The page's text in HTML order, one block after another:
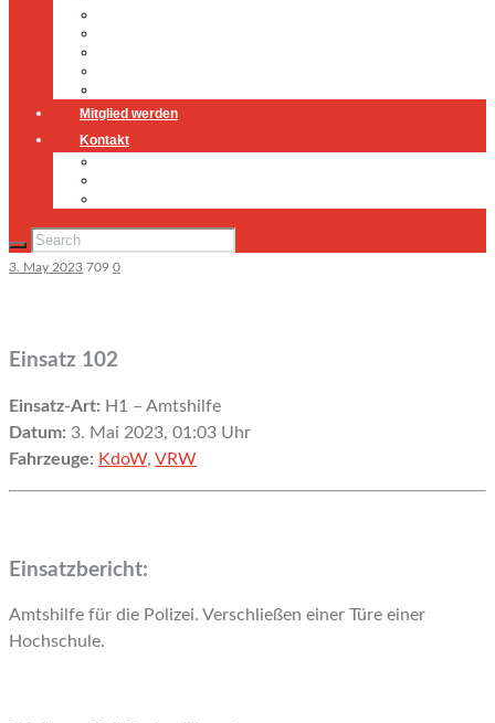
Mitglied werden
Kontakt
3. May 2023 709 0
Einsatz 102
Einsatz-Art: H1 – Amtshilfe
Datum: 3. Mai 2023, 01:03 Uhr
Fahrzeuge: KdoW, VRW
Einsatzbericht:
Amtshilfe für die Polizei. Verschließen einer Türe einer
Hochschule.